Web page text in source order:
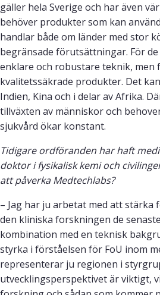
gäller hela Sverige och har även
behöver produkter som kan
handlar både om länder med stor
begränsade förutsättningar. För
enklare och robustare teknik, men
kvalitetssäkrade produkter. Det
Indien, Kina och i delar av Afrika.
tillväxten av människor och
sjukvård ökar konstant.
Tidigare ordföranden har haft
doktor i fysikalisk kemi och
att påverka Medtechlabs?
– Jag har ju arbetat med att
den kliniska forskningen de
kombination med en teknisk
styrka i förståelsen för FoU inom
representerar ju regionen i
utvecklingsperspektivet är viktigt,